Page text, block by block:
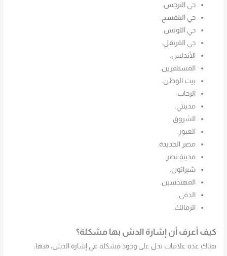
حي النرجس.
حي البنفسج.
حي اللوتس.
حي القرنفل.
الأندلس.
المستثمرين.
بيت الوطن.
الرحاب.
مدينتي.
الشروق.
العبور.
مصر الجديدة.
مدينة نصر.
شيراتون.
المهندسين.
الدقي.
الزمالك.
كيف أعرف أن إشارة الدش بها مشكلة؟
هناك عدة علامات تدل على وجود مشكلة في إشارة الدش، منها: